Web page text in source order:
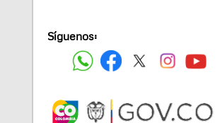
Síguenos: